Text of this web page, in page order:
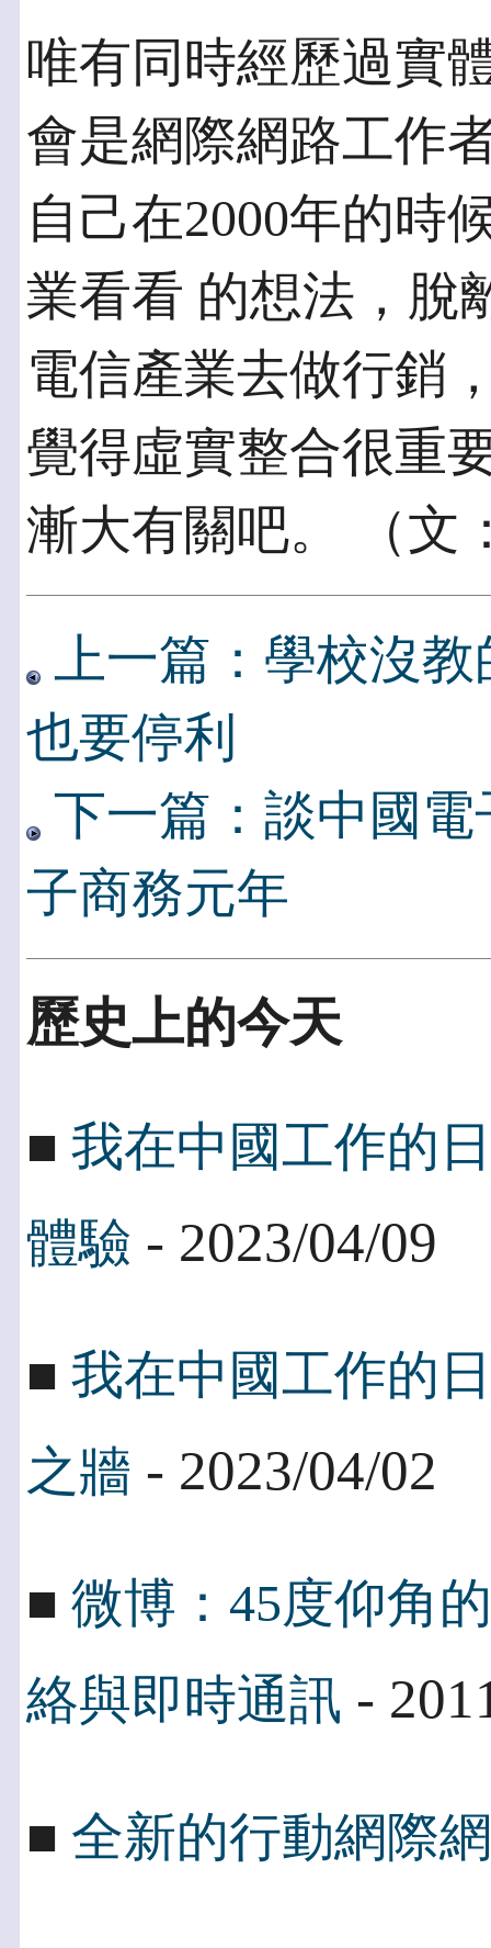
唯有同時經歷過實
會是網際網路工作
自己在2000年的時
業看看 的想法，脫
電信產業去做行銷
覺得虛實整合很重
漸大有關吧。 （文
上一篇：學校沒
也要停利
下一篇：談中國
子商務元年
歷史上的今天
■ 我在中國工作的
體驗 - 2023/04/09
■ 我在中國工作的
之牆 - 2023/04/02
■ 微博：45度仰角
絡與即時通訊 -
■ 全新的行動網際